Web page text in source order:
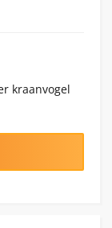
kraanvogel